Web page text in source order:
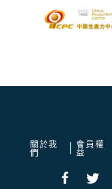
關於我
們
會員權
益